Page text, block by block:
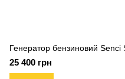
Генератор бензиновий
25 400 грн